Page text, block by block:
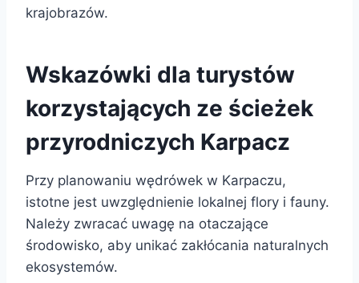
krajobrazów.
Wskazówki dla turystów
korzystających ze ścieżek
przyrodniczych Karpacz
Przy planowaniu wędrówek w Karpaczu,
istotne jest uwzględnienie lokalnej flory i fauny.
Należy zwracać uwagę na otaczające
środowisko, aby unikać zakłócania naturalnych
ekosystemów.